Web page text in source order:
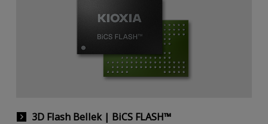
3D Flash Bellek | BiCS FLASH™